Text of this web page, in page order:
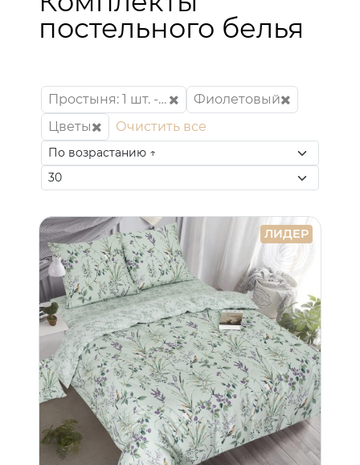
постельного белья
Простыня: 1 шт. - 215*240
Фиолетовый
Цветы
Очистить все
ЛИДЕР